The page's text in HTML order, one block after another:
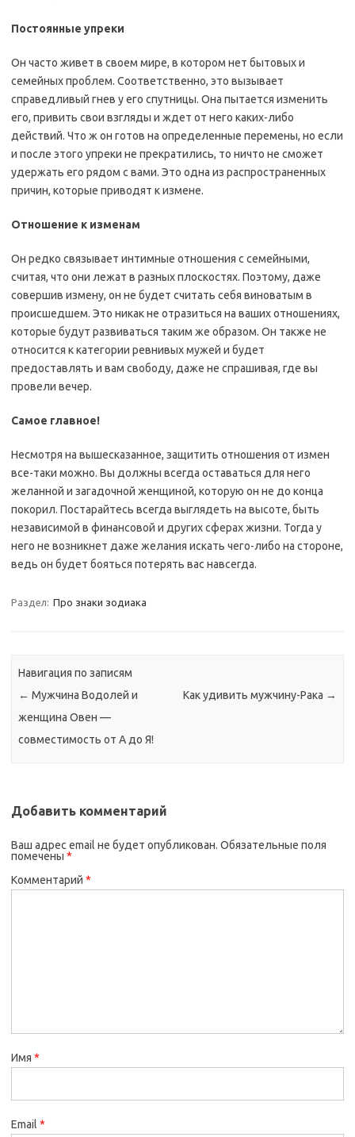
Постоянные упреки
Он часто живет в своем мире, в котором нет бытовых и
семейных проблем. Соответственно, это вызывает
справедливый гнев у его спутницы. Она пытается изменить
его, привить свои взгляды и ждет от него каких-либо
действий. Что ж он готов на определенные перемены, но если
и после этого упреки не прекратились, то ничто не сможет
удержать его рядом с вами. Это одна из распространенных
причин, которые приводят к измене.
Отношение к изменам
Он редко связывает интимные отношения с семейными,
считая, что они лежат в разных плоскостях. Поэтому, даже
совершив измену, он не будет считать себя виноватым в
происшедшем. Это никак не отразиться на ваших отношениях,
которые будут развиваться таким же образом. Он также не
относится к категории ревнивых мужей и будет
предоставлять и вам свободу, даже не спрашивая, где вы
провели вечер.
Самое главное!
Несмотря на вышесказанное, защитить отношения от измен
все-таки можно. Вы должны всегда оставаться для него
желанной и загадочной женщиной, которую он не до конца
покорил. Постарайтесь всегда выглядеть на высоте, быть
независимой в финансовой и других сферах жизни. Тогда у
него не возникнет даже желания искать чего-либо на стороне,
ведь он будет бояться потерять вас навсегда.
Раздел: Про знаки зодиака
Навигация по записям
← Мужчина Водолей и
женщина Овен —
совместимость от А до Я!
Как удивить мужчину-Рака →
Добавить комментарий
Ваш адрес email не будет опубликован. Обязательные поля
помечены *
Комментарий *
Имя *
Email *